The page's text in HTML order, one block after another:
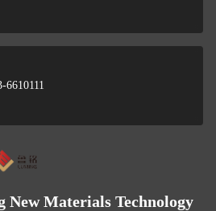
6610111
New Materials Technology